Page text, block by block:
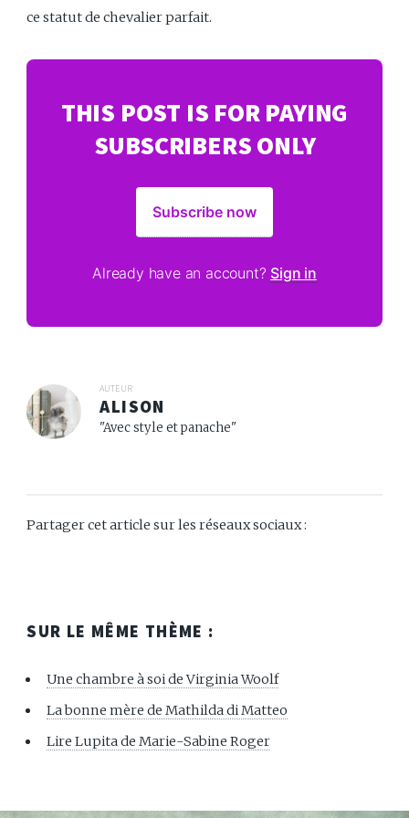
ce statut de chevalier parfait.
THIS POST IS FOR PAYING
SUBSCRIBERS ONLY
Subscribe now
Already have an account? Sign in
AUTEUR
ALISON
"Avec style et panache"
Partager cet article sur les réseaux sociaux :
SUR LE MÊME THÈME :
Une chambre à soi de Virginia Woolf
La bonne mère de Mathilda di Matteo
Lire Lupita de Marie-Sabine Roger